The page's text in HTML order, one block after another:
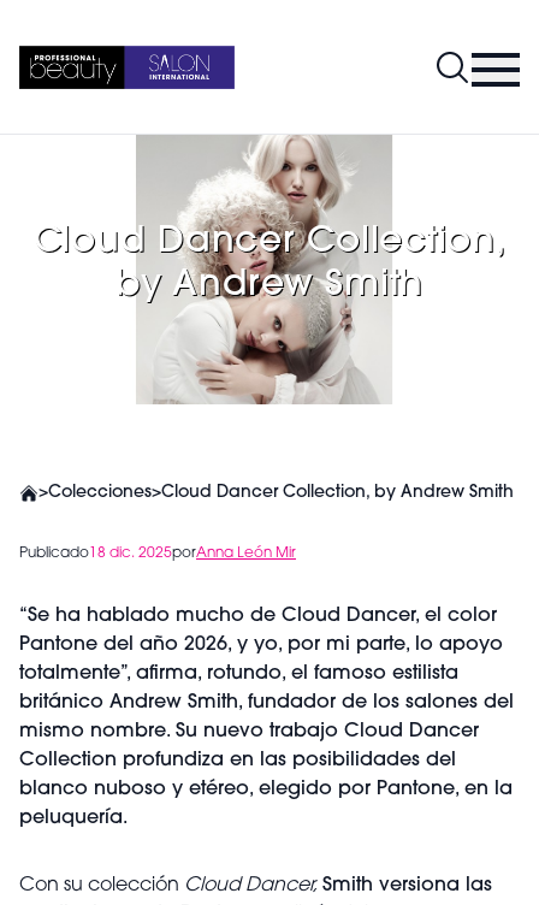
Cloud Dancer Collection,
by Andrew Smith
>Colecciones>Cloud Dancer Collection, by Andrew Smith
Publicado 18 dic. 2025porAnna León Mir
“Se ha hablado mucho de Cloud Dancer, el color
Pantone del año 2026, y yo, por mi parte, lo apoyo
totalmente”, afirma, rotundo, el famoso estilista
británico Andrew Smith, fundador de los salones del
mismo nombre. Su nuevo trabajo Cloud Dancer
Collection profundiza en las posibilidades del
blanco nuboso y etéreo, elegido por Pantone, en la
peluquería.
Con su colección Cloud Dancer, Smith versiona las